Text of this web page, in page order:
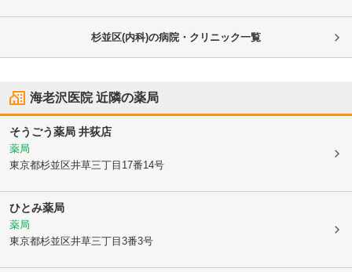
杉並区(内科)の病院・クリニック一覧
海老沢医院近隣の薬局
そうごう薬局 井荻店
薬局
東京都杉並区井草三丁目17番14号
ひとみ薬局
薬局
東京都杉並区井草三丁目3番3号